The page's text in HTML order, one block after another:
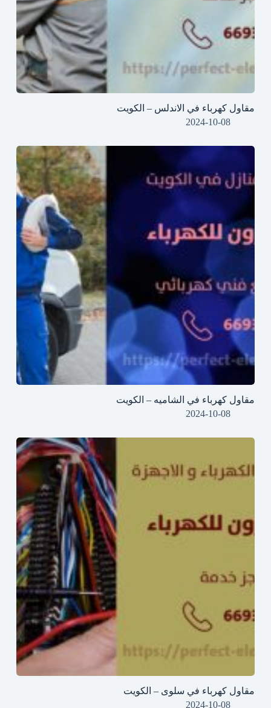
مقاول كهرباء في الاندلس – الكويت
2024-10-08
مقاول كهرباء في الشاميه – الكويت
2024-10-08
مقاول كهرباء في سلوى – الكويت
2024-10-08